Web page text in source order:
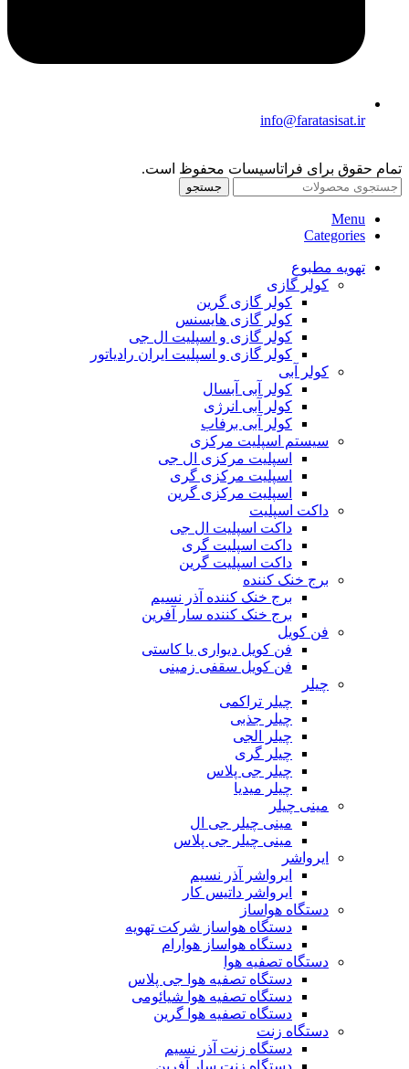
info@faratasisat.ir
تمام حقوق برای فراتاسیسات محفوظ است.
جستجو
Menu
Categories
تهویه مطبوع
کولر گازی
کولر گازی گرین
کولر گازی هایسنس
کولر گازی و اسپلیت ال جی
کولر گازی و اسپلیت ایران رادیاتور
کولر آبی
کولر آبی آبسال
کولر آبی انرژی
کولر آبی برفاب
سیستم اسپلیت مرکزی
اسپلیت مرکزی ال جی
اسپلیت مرکزی گری
اسپلیت مرکزی گرین
داکت اسپلیت
داکت اسپلیت ال جی
داکت اسپلیت گری
داکت اسپلیت گرین
برج خنک کننده
برج خنک کننده آذر نسیم
برج خنک کننده سار آفرین
فن کویل
فن کویل دیواری یا کاستی
فن کویل سقفی زمینی
چیلر
چیلر تراکمی
چیلر جذبی
چیلر الجی
چیلر گری
چیلر جی پلاس
چیلر میدیا
مینی چیلر
مینی چیلر جی ال
مینی چیلر جی پلاس
ایرواشر
ایرواشر آذر نسیم
ایرواشر داتیس کار
دستگاه هواساز
دستگاه هواساز شرکت تهویه
دستگاه هواساز هوارام
دستگاه تصفیه هوا
دستگاه تصفیه هوا جی پلاس
دستگاه تصفیه هوا شیائومی
دستگاه تصفیه هوا گرین
دستگاه زنت
دستگاه زنت آذر نسیم